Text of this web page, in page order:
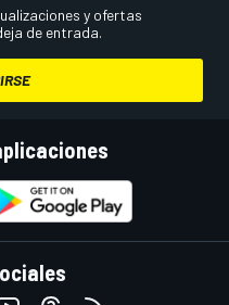
y ofertas
de entrada.